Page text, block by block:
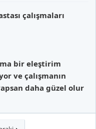
çalışmaları
bir eleştirim
ve çalışmanın
daha güzel olur